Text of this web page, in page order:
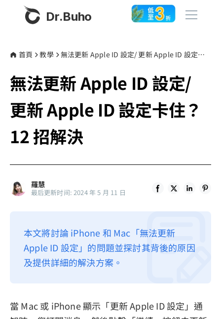
Dr.Buho
產品
BuhoCleaner
BuhoUnlocker
BuhoRepair
BuhoLaunchpad
商店
部落格
更多
隱私權政策
服務條款
首頁 教學 無法更新 Apple ID 設定/ 更新 Apple ID 設定卡住？ 12 招解決
無法更新 Apple ID 設定/
更新 Apple ID 設定卡住？
12 招解決
羅慧
最后更新时间: 2024 年 5 月 11 日
本文將討論 iPhone 和 Mac「無法更新
Apple ID 設定」的問題並探討其背後的原因
及提供詳細的解決方案。
當 Mac 或 iPhone 顯示「更新 Apple ID 設定」通